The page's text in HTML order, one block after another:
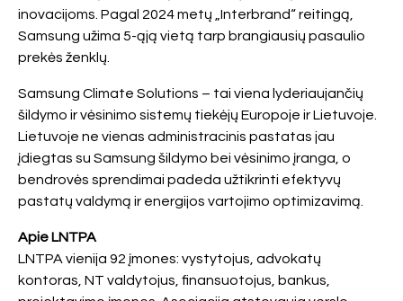
inovacijoms. Pagal 2024 metų „Interbrand“ reitingą,
Samsung užima 5-ąją vietą tarp brangiausių pasaulio
prekės ženklų.
Samsung Climate Solutions – tai viena lyderiaujančių
šildymo ir vėsinimo sistemų tiekėjų Europoje ir Lietuvoje.
Lietuvoje ne vienas administracinis pastatas jau
įdiegtas su Samsung šildymo bei vėsinimo įranga, o
bendrovės sprendimai padeda užtikrinti efektyvų
pastatų valdymą ir energijos vartojimo optimizavimą.
Apie LNTPA
LNTPA vienija 92 įmones: vystytojus, advokatų
kontoras, NT valdytojus, finansuotojus, bankus,